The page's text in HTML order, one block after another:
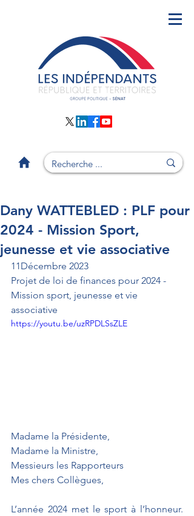
Dany WATTEBLED : PLF pour
2024 - Mission Sport,
jeunesse et vie associative
11Décembre 2023
Projet de loi de finances pour 2024 -
Mission sport, jeunesse et vie
associative
https://youtu.be/uzRPDLSsZLE
Madame la Présidente,
Madame la Ministre,
Messieurs les Rapporteurs
Mes chers Collègues,
L’année 2024 met le sport à l’honneur.